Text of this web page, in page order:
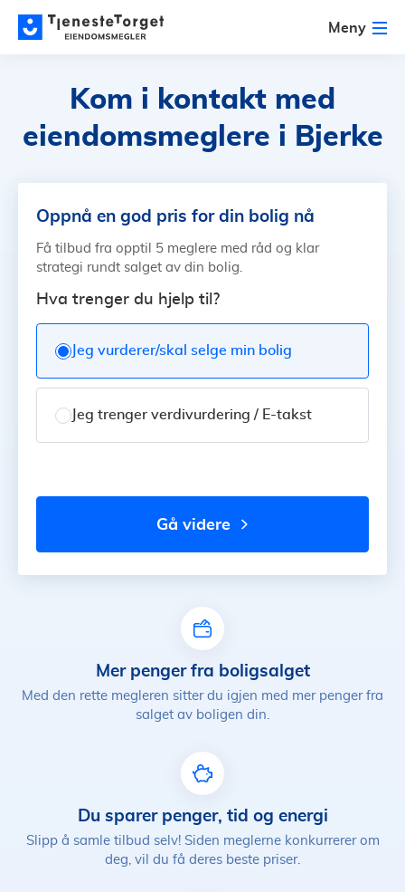
Meny
Kom i kontakt med
eiendomsmeglere i Bjerke
Oppnå en god pris for din bolig nå
Få tilbud fra opptil 5 meglere med råd og klar
strategi rundt salget av din bolig.
Hva trenger du hjelp til?
Jeg vurderer/skal selge min bolig
Jeg trenger verdivurdering / E-takst
gå videre
Mer penger fra boligsalget
Med den rette megleren sitter du igjen med mer penger fra
salget av boligen din.
Du sparer penger, tid og energi
Slipp å samle tilbud selv! Siden meglerne konkurrerer om
deg, vil du få deres beste priser.